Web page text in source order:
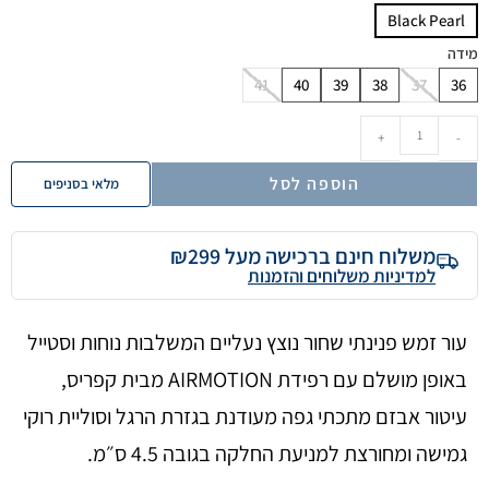
Black Pearl
מידה
36
37
38
39
40
41
-
+
הוספה לסל מלאי בסניפים
משלוח חינם ברכישה מעל ₪299
למדיניות משלוחים והזמנות
עור זמש פנינתי שחור נוצץ נעליים המשלבות נוחות וסטייל
באופן מושלם עם רפידת AIRMOTION מבית קפריס,
עיטור אבזם מתכתי גפה מעודנת בגזרת הרגל וסוליית רוקי
גמישה ומחורצת למניעת החלקה בגובה 4.5 ס״מ.